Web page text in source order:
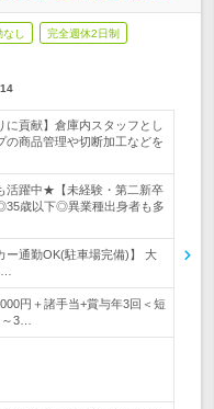
なし 完全週休2日制
に貢献】倉庫内スタッフとし
の商品管理や切断加工などを
活躍中★【未経験・第二新卒
歳以下◎異業種出身者も多
ー通勤OK(駐車場完備)】 大
円＋諸手当+賞与年3回＜短
3…